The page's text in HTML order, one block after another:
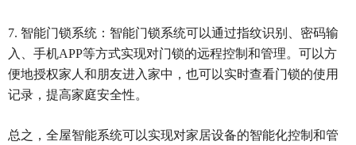
7. 智能门锁系统：智能门锁系统可以通过指纹识别、密码输
入、手机APP等方式实现对门锁的远程控制和管理。可以方
便地授权家人和朋友进入家中，也可以实时查看门锁的使用
记录，提高家庭安全性。
总之，全屋智能系统可以实现对家居设备的智能化控制和管